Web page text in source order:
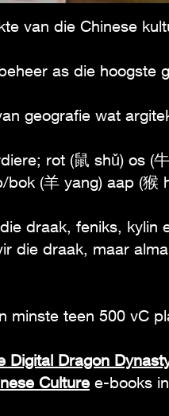
van die Chinese
as die hoogste
geografie wat
rot (鼠 shǔ) os (
(羊 yang) aap (猴
draak, feniks, kylin
die draak, maar
minste teen 500 vC
Digital Dragon
Culture e-books in